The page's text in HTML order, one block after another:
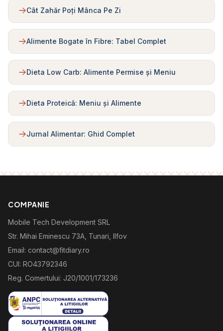
Cât Zahăr Poți Mânca Pe Zi
Alimente Bogate în Fibre: Tabel Complet
Dieta Low Carb: Alimente Permise și Meniu
Dieta Proteică: Meniu și Alimente
Jurnal Alimentar: Ghid Complet
COMPANIE
Mobile Tech Development SRL
Str. Mihai Eminescu 73A, Tunari, Ilfov
Email: contact@fitdiary.ro
CUI: RO43792346
Reg. Comertului: J20/1001/173236